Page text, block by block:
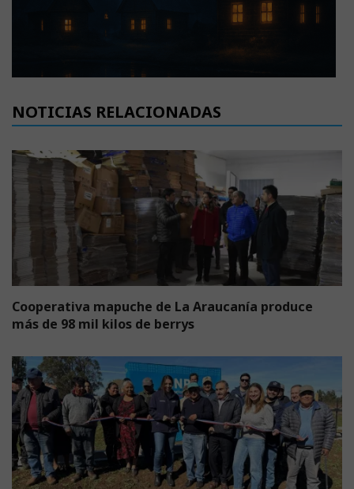
NOTICIAS RELACIONADAS
Cooperativa mapuche de La Araucanía produce
más de 98 mil kilos de berrys